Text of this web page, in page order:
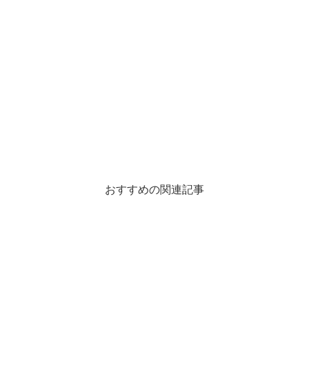
おすすめの関連記事